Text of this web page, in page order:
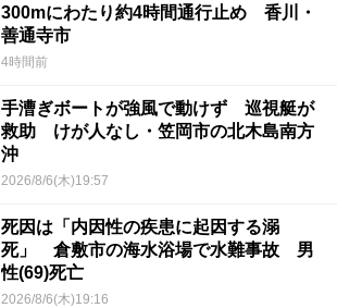
300mにわたり約4時間通行止め 香川・
善通寺市
4時間前
手漕ぎボートが強風で動けず 巡視艇が
救助 けが人なし・笠岡市の北木島南方
沖
2026/8/6(木)19:57
死因は「内因性の疾患に起因する溺
死」 倉敷市の海水浴場で水難事故 男
性(69)死亡
2026/8/6(木)19:16